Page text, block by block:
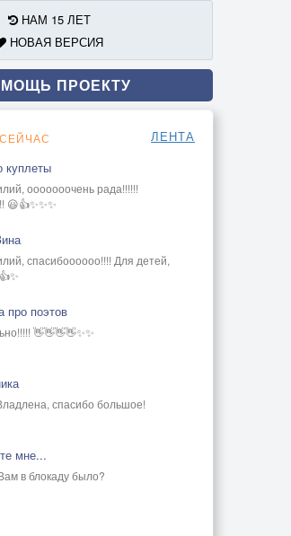
НАМ 15 ЛЕТ
НОВАЯ ВЕРСИЯ
ПРОЕКТУ
ЛЕНТА
куплеты
ооооооочень рада!!!!!!
😃👍✨✨✨
спасибоооооо!!!! Для детей,
про поэтов
👋👋👋👋✨✨
спасибо большое!
мне...
в блокаду было?